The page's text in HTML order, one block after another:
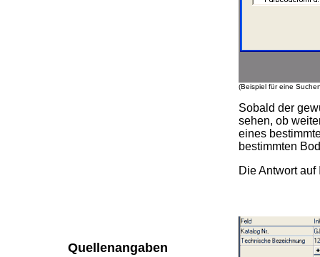
(Beispiel für eine
Sobald der
sehen, ob
eines
bestimmten
Die Antwort
Quellenangaben